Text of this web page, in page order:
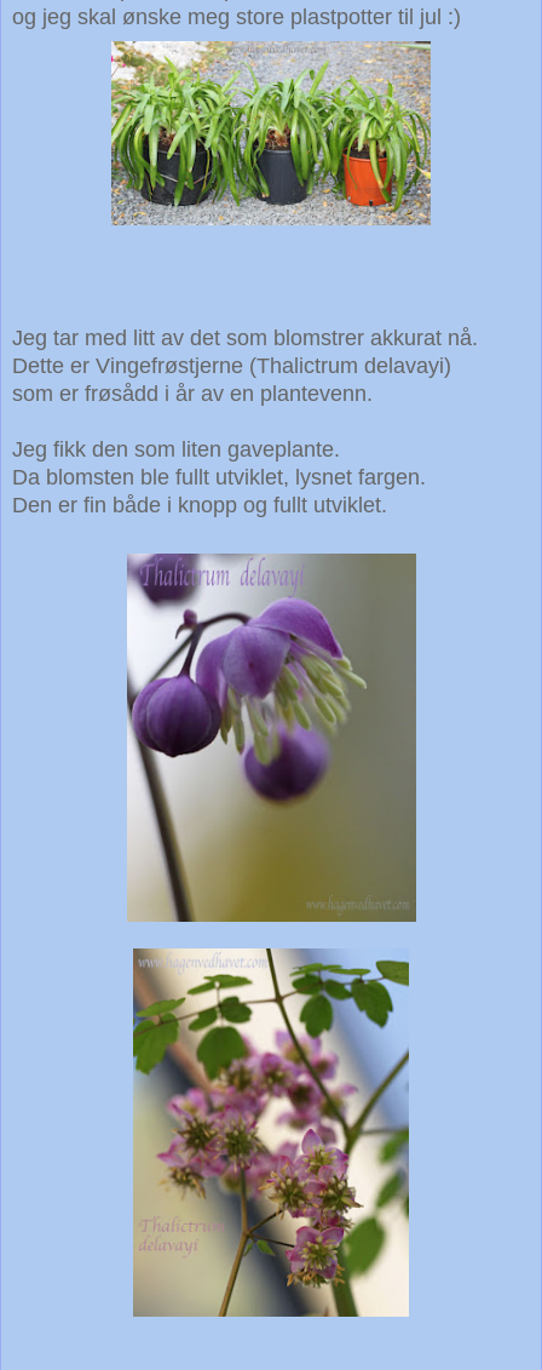
og jeg skal ønske meg store plastpotter til jul :)
Jeg tar med litt av det som blomstrer akkurat nå.
Dette er Vingefrøstjerne (Thalictrum delavayi)
som er frøsådd i år av en plantevenn.
Jeg fikk den som liten gaveplante.
Da blomsten ble fullt utviklet, lysnet fargen.
Den er fin både i knopp og fullt utviklet.